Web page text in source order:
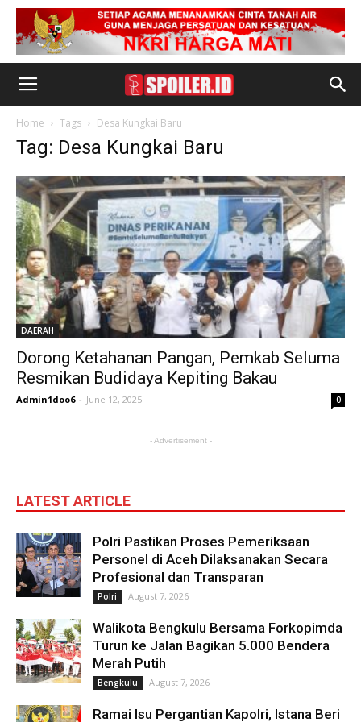
Home Tags Desa Kungkai Baru
Tag: Desa Kungkai Baru
DAERAH
Dorong Ketahanan Pangan, Pemkab Seluma
Resmikan Budidaya Kepiting Bakau
Admin1doo6 - June 12, 2025 0
- Advertisement -
LATEST ARTICLE
Polri Pastikan Proses Pemeriksaan
Personel di Aceh Dilaksanakan Secara
Profesional dan Transparan
Polri August 7, 2026
Walikota Bengkulu Bersama Forkopimda
Turun ke Jalan Bagikan 5.000 Bendera
Merah Putih
Bengkulu August 7, 2026
Ramai Isu Pergantian Kapolri, Istana Beri